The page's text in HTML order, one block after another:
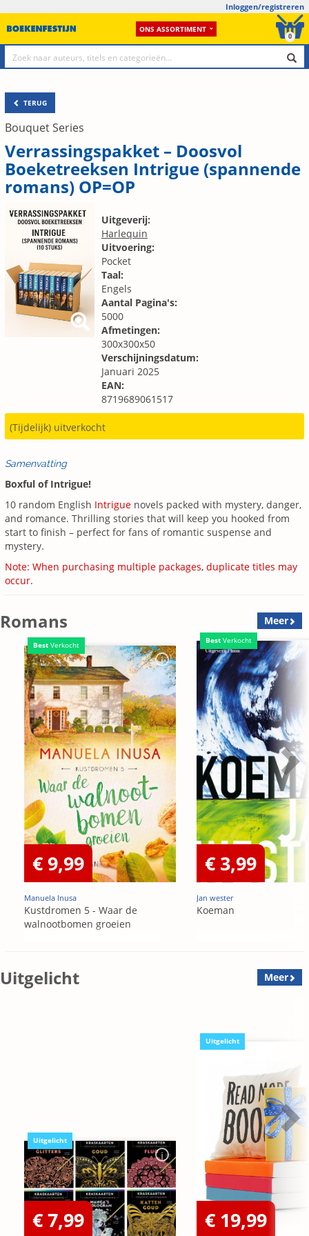
Inloggen/registreren
ONS ASSORTIMENT
0
TERUG
Bouquet Series
Verrassingspakket – Doosvol
Boeketreeksen Intrigue (spannende
romans) OP=OP
Uitgeverij:
Harlequin
Uitvoering:
Pocket
Taal:
Engels
Aantal Pagina's:
5000
Afmetingen:
300x300x50
Verschijningsdatum:
Januari 2025
EAN:
8719689061517
(Tijdelijk) uitverkocht
Samenvatting
Boxful of Intrigue!
10 random English Intrigue novels packed with mystery, danger,
and romance. Thrilling stories that will keep you hooked from
start to finish – perfect for fans of romantic suspense and
mystery.
Note: When purchasing multiple packages, duplicate titles may
occur.
Romans Meer
Best Verkocht
€ 9,99
Manuela Inusa
Kustdromen 5 - Waar de
walnootbomen groeien
Best Verkocht
€ 3,99
Jan wester
Koeman
Uitgelicht Meer
Uitgelicht
€ 7,99
Uitgelicht
€ 19,99